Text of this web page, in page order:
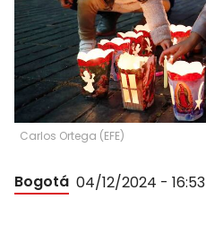
Carlos Ortega (EFE)
Bogotá 04/12/2024 - 16:53